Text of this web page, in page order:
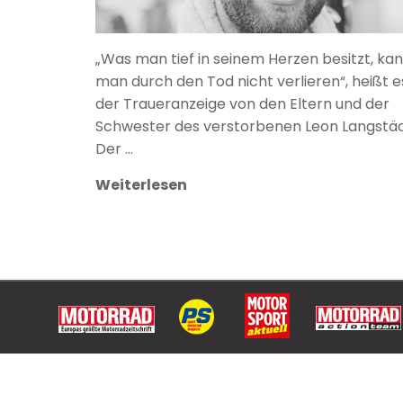
„Was man tief in seinem Herzen besitzt,
man durch den Tod nicht verlieren“, heißt
der Traueranzeige von den Eltern und der
Schwester des verstorbenen Leon
Der …
Weiterlesen